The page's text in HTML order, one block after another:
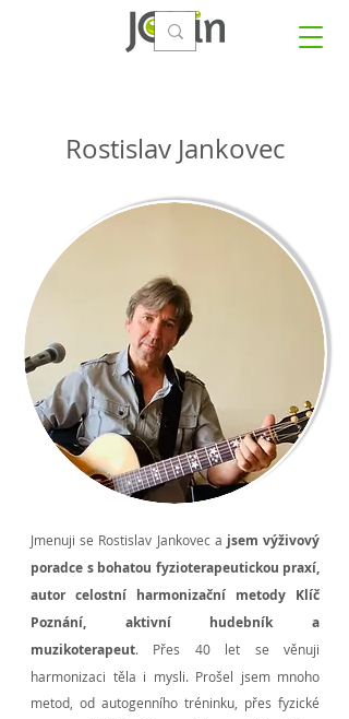
Rostislav Jankovec
Jmenuji se Rostislav Jankovec a jsem výživový
poradce s bohatou fyzioterapeutickou praxí,
autor celostní harmonizační metody Klíč
Poznání, aktivní hudebník a
muzikoterapeut. Přes 40 let se věnuji
harmonizaci těla i mysli. Prošel jsem mnoho
metod, od autogenního tréninku, přes fyzické